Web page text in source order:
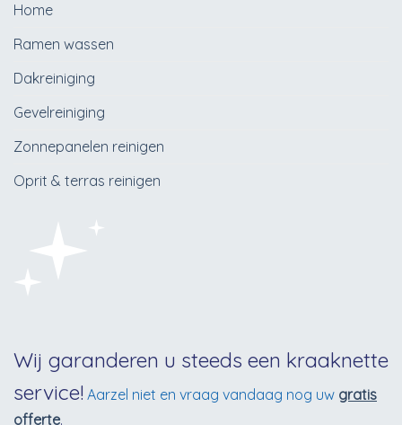
Home
Ramen wassen
Dakreiniging
Gevelreiniging
Zonnepanelen reinigen
Oprit & terras reinigen
Wij garanderen u steeds een kraaknette
service! Aarzel niet en vraag vandaag nog uw gratis
offerte.